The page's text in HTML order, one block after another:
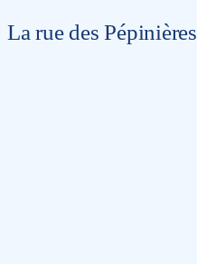
La rue des Pépinières